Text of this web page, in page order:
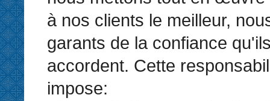
à nos clients le meilleur,
garants de la confiance
accordent. Cette
impose: